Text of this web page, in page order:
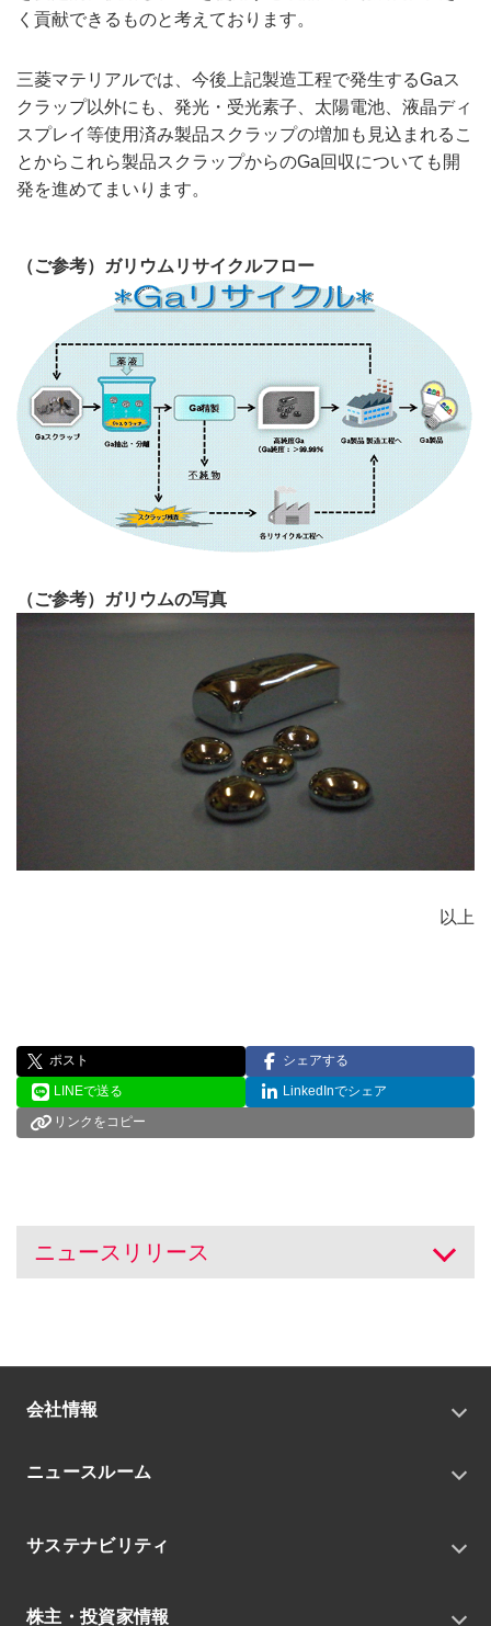
く貢献できるものと考えております。
三菱マテリアルでは、今後上記製造工程で発生するGaス
クラップ以外にも、発光・受光素子、太陽電池、液晶ディ
スプレイ等使用済み製品スクラップの増加も見込まれるこ
とからこれら製品スクラップからのGa回収についても開
発を進めてまいります。
（ご参考）ガリウムリサイクルフロー
（ご参考）ガリウムの写真
以上
ポスト
シェアする
LINEで送る
LinkedInでシェア
リンクをコピー
ニュースリリース 開く
会社情報
会社概要
中期経営戦略
役員
ニュースルーム
トピックス
IRニュース
サステナビリティ
環境
株主・投資家情報